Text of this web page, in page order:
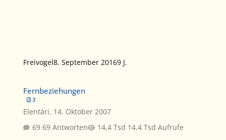
Freivogel8. September 20169 J.
Fernbeziehungen
3
Elentári, 14. Oktober 2007
69 Antworten
14,4 Tsd Aufrufe